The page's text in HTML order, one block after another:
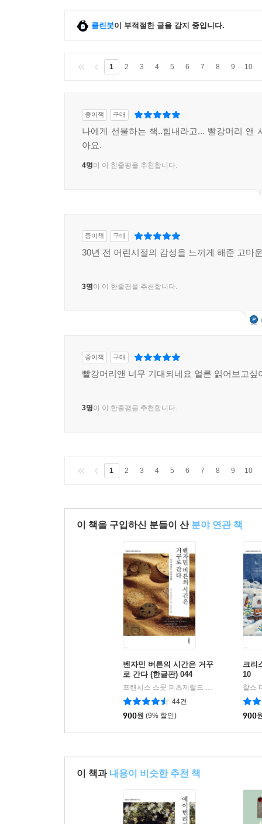
클린봇이 부적절한 글을 감지 중입니다.
1 2 3 4 5 6 7 8 9 10
종이책 구매
나에게 선물하는 책..힘내라고... 빨강머리 앤
아요.
4명이 이 한줄평을 추천합니다.
종이책 구매
30년 전 어린시절의 감성을 느끼게 해준 고마
3명이 이 한줄평을 추천합니다.
종이책 구매
빨강머리앤 너무 기대되네요 얼른 읽어보고싶
3명이 이 한줄평을 추천합니다.
1 2 3 4 5 6 7 8 9 10
이 책을 구입하신 분들이 산 분야 연관 책
벤자민 버튼의 시간은 거꾸
로 간다 (한글판) 044
| 미
44건
900원 (9% 할인)
크리
10
찰스
900
이 책과 내용이 비슷한 추천 책